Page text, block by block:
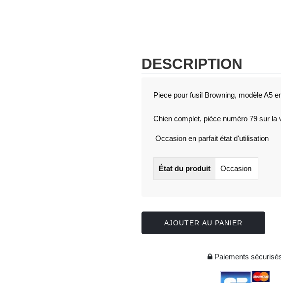
DESCRIPTION
Piece pour fusil Browning, modèle A5
Chien complet, pièce numéro 79 sur la
Occasion en parfait état d'utilisation
État du produit Occasion
AJOUTER AU PANIER
Paiements